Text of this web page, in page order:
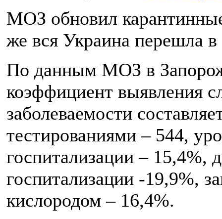
МОЗ обновил
же вся Украина перешла
По данным МОЗ в
коэффициент выявления
заболеваемости
тестированиями – 544,
госпитализации – 15,4%,
госпитализации -19,9%,
кислородом – 16,4%.